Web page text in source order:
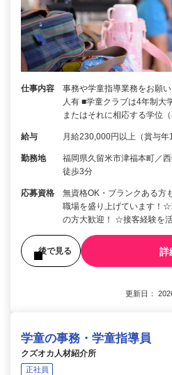
仕事内容
事務や学童指導業務をお願
人有 ■学童クラブは4年制大
またはそれに相応する学位
給与 月給230,000円以上（賞与年
勤務地
福岡県久留米市津福本町／
徒歩3分
応募資格
無資格OK・ブランクある
職場を盛り上げています！☆
の方大歓迎！ ☆接客経験を
後で見る 詳
更新日：
学童の事務・学童指導員
クズオカ人材紹介所
正社員